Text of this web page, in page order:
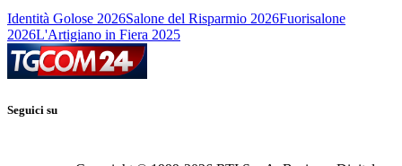
Identità Golose 2026Salone del Risparmio 2026Fuorisalone
2026L'Artigiano in Fiera 2025
Seguici su